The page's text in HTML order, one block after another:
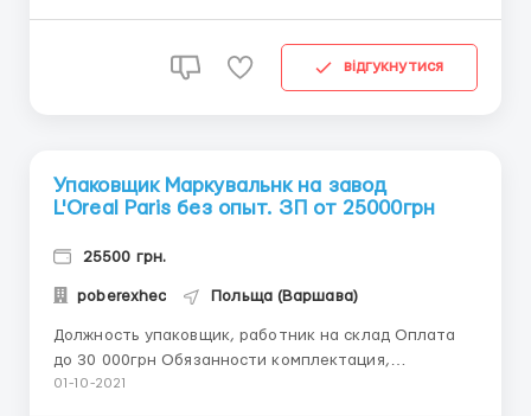
работы мужчины работают с готов...відгукнутися
Упаковщик Маркувальнк на завод
L'Oreal Paris без опыт. ЗП от 25000грн
25500 грн.
poberexhec Польща (Варшава)
Должность упаковщик, работник на склад Оплата
до 30 000грн Обязанности комплектация,
подготовка к отправке, маркеровка Требования
01-10-2021